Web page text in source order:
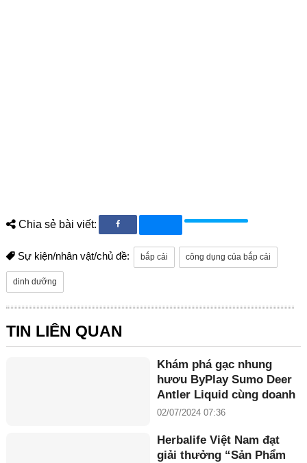
Chia sẻ bài viết:
Sự kiện/nhân vật/chủ đề: bắp cải công dụng của bắp cải
dinh dưỡng
TIN LIÊN QUAN
Khám phá gạc nhung
hươu ByPlay Sumo Deer
Antler Liquid cùng doanh
nhân Maria Tuyền
02/07/2024 07:36
Herbalife Việt Nam đạt
giải thưởng “Sản Phẩm